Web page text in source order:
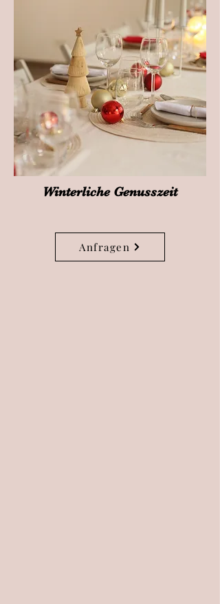
Winterliche Genusszeit
Anfragen